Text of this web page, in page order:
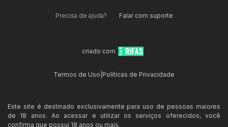
Precisa de ajuda? Falar com suporte
criado com
Termos de Uso Políticas de Privacidade
Este site é destinado exclusivamente para uso de pessoas maiores
de 18 anos. Ao acessar e utilizar os serviços oferecidos, você
confirma que possui 18 anos ou mais.